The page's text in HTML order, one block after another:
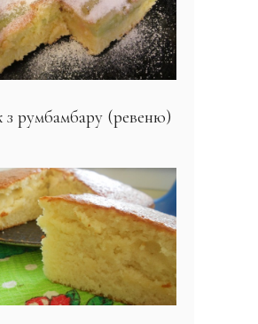
румбамбару (ревеню)